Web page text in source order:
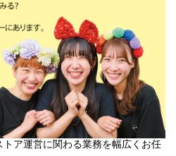
ア運営に関わる業務を幅広くお任